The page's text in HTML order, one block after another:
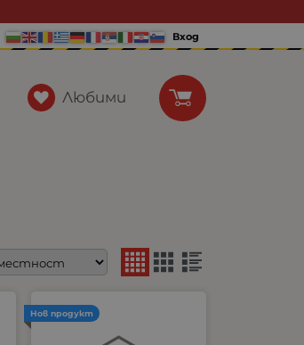
Вход
Любими
Нов продукт